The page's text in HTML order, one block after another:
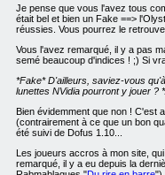
Je pense que vous l'avez tous
était bel et bien un Fake ==>
réussies. Vous pourrez le
Vous l'avez remarqué, il y a pas
semé beaucoup d'indices ! ;) Si
*Fake*D'ailleurs, saviez-vous
lunettes NVidia pourront y jouer ?
Bien évidemment que non ! C'est
(contrairement à ce que un bon
été suivi de Dofus 1.10...
Les joueurs accros à mon site,
remarqué, il y a eu depuis la